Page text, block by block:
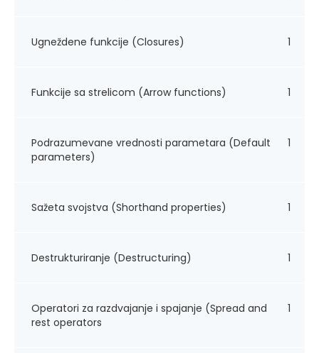
Ugneždene funkcije (Closures) 1
Funkcije sa strelicom (Arrow functions) 1
Podrazumevane vrednosti parametara (Default
parameters)
1
Sažeta svojstva (Shorthand properties) 1
Destrukturiranje (Destructuring) 1
Operatori za razdvajanje i spajanje (Spread and
rest operators
1